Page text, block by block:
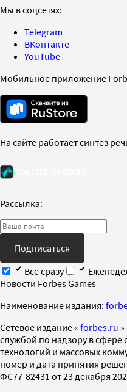
Мы в соцсетях:
Telegram
ВКонтакте
YouTube
Мобильное приложение
На сайте работает синтез
Рассылка:
Подписаться
Все сразу
Новости Forbes Games
Наименование издания:
Cетевое издание « forbes.ru
службой по надзору в
технологий и массовых
номер и дата принятия
ФС77-82431 от 23 декабря